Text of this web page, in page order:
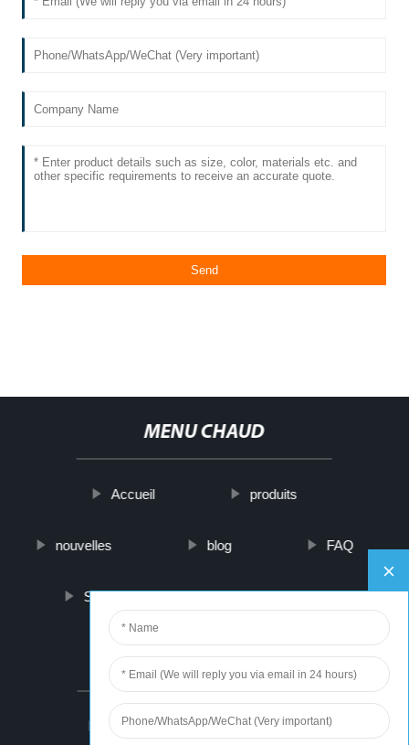
MENU CHAUD
Accueil produits
nouvelles blog FAQ
Sur nous contactez-nous
PARTNER COMPANY
Spare Parts Sms Üretim Hattı